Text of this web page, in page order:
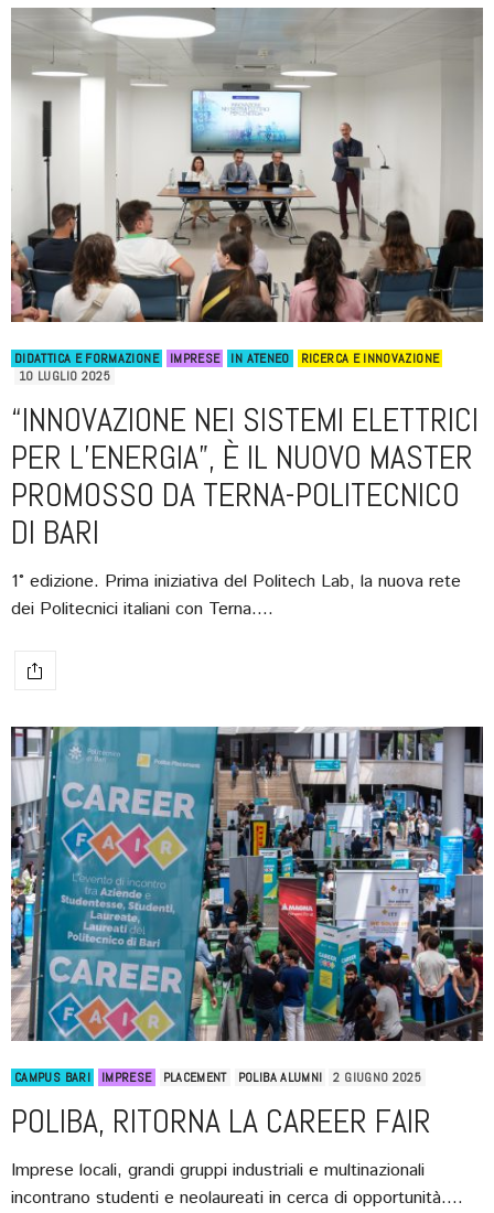
DIDATTICA E FORMAZIONE IMPRESE IN ATENEO
RICERCA E INNOVAZIONE
10 LUGLIO 2025
“INNOVAZIONE NEI SISTEMI ELETTRICI
PER L’ENERGIA”, È IL NUOVO MASTER
PROMOSSO DA TERNA-POLITECNICO
DI BARI
1° edizione. Prima iniziativa del Politech Lab, la nuova rete
dei Politecnici italiani con Terna.…
CAMPUS BARI IMPRESE PLACEMENT POLIBA ALUMNI 2 GIUGNO 2025
POLIBA, RITORNA LA CAREER FAIR
Imprese locali, grandi gruppi industriali e multinazionali
incontrano studenti e neolaureati in cerca di opportunità.…